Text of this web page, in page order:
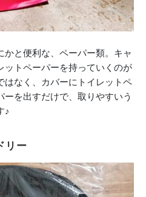
かと便利な、ペーパー類。キャ
ットペーパーを持っていくのが
はなく、カバーにトイレットペ
を出すだけで、取りやすいう
♪
リー